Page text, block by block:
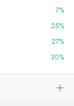
7%
25%
27%
30%